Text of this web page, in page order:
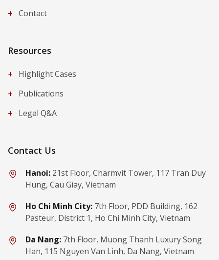
+ Contact
Resources
+
Highlight Cases
+ Publications
+ Legal Q&A
Contact Us
Hanoi: 21st Floor, Charmvit Tower, 117 Tran Duy
Hung, Cau Giay, Vietnam
Ho Chi Minh City: 7th Floor, PDD Building, 162
Pasteur, District 1, Ho Chi Minh City, Vietnam
Da Nang: 7th Floor, Muong Thanh Luxury Song
Han, 115 Nguyen Van Linh, Da Nang, Vietnam